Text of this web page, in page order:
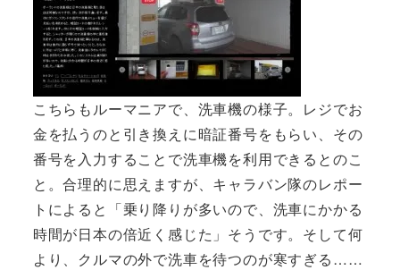
こちらもルーマニアで、洗車機の様子。レジでお
金を払うのと引き換えに暗証番号をもらい、その
番号を入力することで洗車機を利用できるとのこ
と。合理的に思えますが、キャラバン隊のレポー
トによると「乗り降りが多いので、洗車にかかる
時間が日本の倍近く感じた」そうです。そして何
より、クルマの外で洗車を待つのが寒すぎる……